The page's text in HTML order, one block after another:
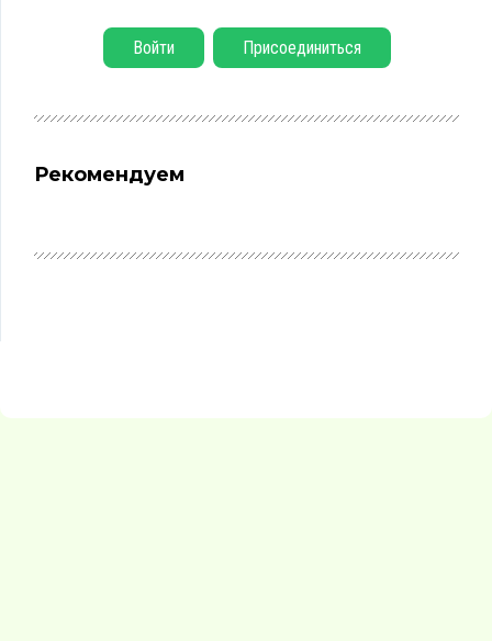
Войти Присоединиться
Рекомендуем